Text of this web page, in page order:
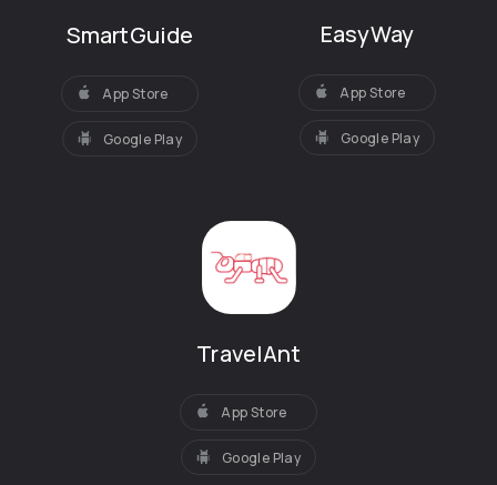
SmartGuide
App Store
Google Play
EasyWay
App Store
Google Play
TravelAnt
App Store
Google Play